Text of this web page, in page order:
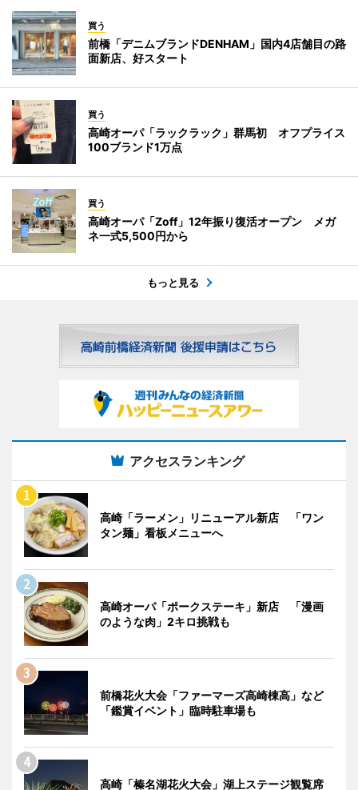
買う
前橋「デニムブランドDENHAM」国内4店舗目の路
面新店、好スタート
買う
高崎オーパ「ラックラック」群馬初 オフプライス
100ブランド1万点
買う
高崎オーパ「Zoff」12年振り復活オープン メガ
ネ一式5,500円から
もっと見る
アクセスランキング
高崎「ラーメン」リニューアル新店 「ワン
タン麺」看板メニューへ
高崎オーパ「ポークステーキ」新店 「漫画
のような肉」2キロ挑戦も
前橋花火大会「ファーマーズ高崎棟高」など
「鑑賞イベント」臨時駐車場も
高崎「榛名湖花火大会」湖上ステージ観覧席